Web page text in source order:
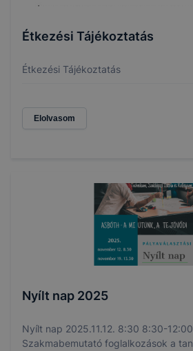
Étkezési Tájékoztatás
Étkezési Tájékoztatás
Elolvasom
Nyílt nap 2025
Nyílt nap 2025.11.12. 8:30 8:30-12:00
Szakmabemutató foglalkozások a